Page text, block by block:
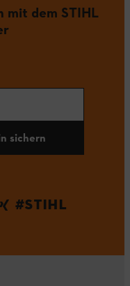
mit dem STIHL
sichern
#STIHL